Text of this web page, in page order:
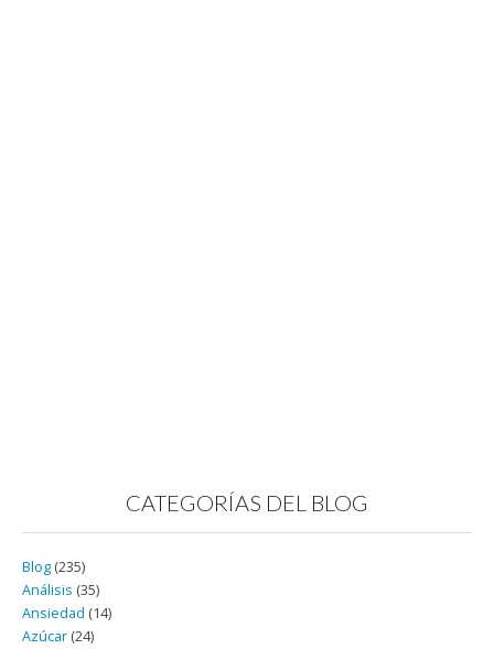
CATEGORÍAS DEL BLOG
Blog (235)
Análisis (35)
Ansiedad (14)
Azúcar (24)